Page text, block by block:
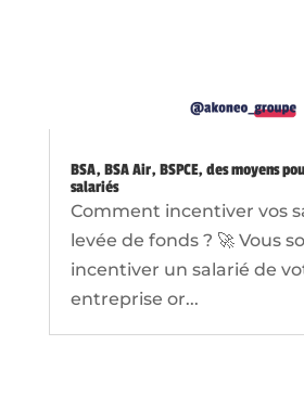
BSA, BSA Air, BSPCE, des moyens
salariés
Comment incentiver vos
levée de fonds ? 🚀 Vous
incentiver un salarié de
entreprise or...